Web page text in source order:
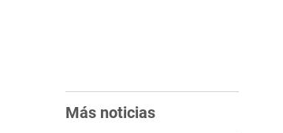
Más noticias